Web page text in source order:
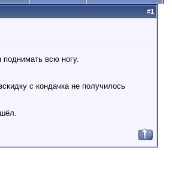
#1
поднимать всю ногу.
с кондачка не получилось